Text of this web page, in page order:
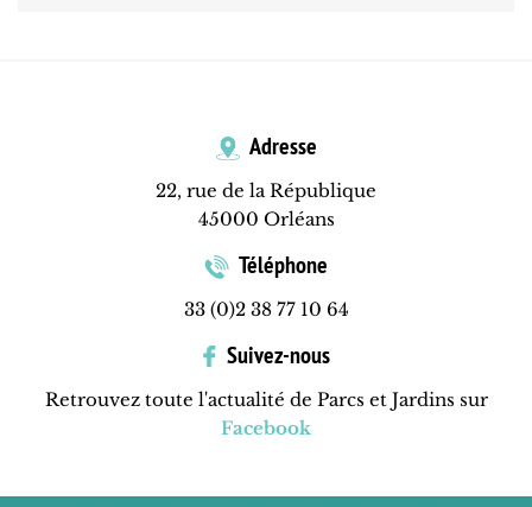
Adresse
22, rue de la République
45000 Orléans
Téléphone
33 (0)2 38 77 10 64
Suivez-nous
Retrouvez toute l'actualité de Parcs et Jardins sur
Facebook